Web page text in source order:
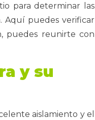
para determinar las
Aquí puedes verificar
puedes reunirte con
y su
aislamiento y el